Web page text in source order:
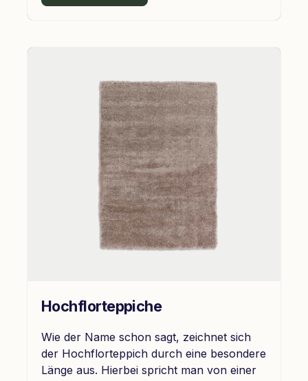
Hochflorteppiche
Wie der Name schon sagt, zeichnet sich
der Hochflorteppich durch eine besondere
Länge aus. Hierbei spricht man von einer